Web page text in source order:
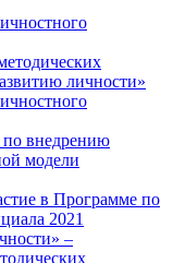
личности»
по внедрению
модели
в Программе по
2021
–